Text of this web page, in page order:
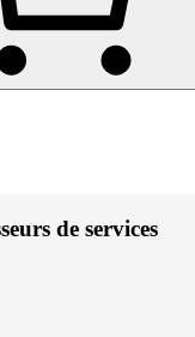
de services